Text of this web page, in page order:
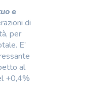
e
di
per
E’
al
+0,4%